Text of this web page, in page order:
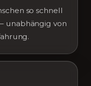
so schnell
unabhängig von